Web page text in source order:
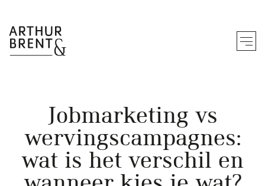
Merk bouwen
Merk doorvertalen
Merk activeren
Jobmarketing vs
wervingscampagnes:
wat is het verschil en